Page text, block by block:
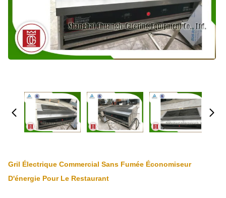
Gril Électrique Commercial Sans Fumée Économiseur
D'énergie Pour Le Restaurant